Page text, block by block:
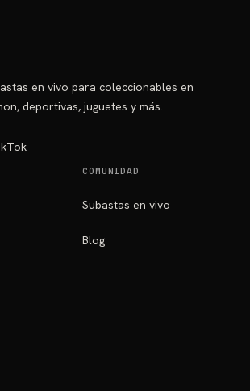
en vivo para coleccionables en
deportivas, juguetes y más.
COMUNIDAD
Subastas en vivo
Blog